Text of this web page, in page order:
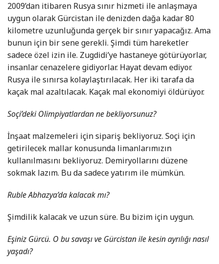
2009’dan itibaren Rusya sınır hizmeti ile anlaşmaya
uygun olarak Gürcistan ile denizden dağa kadar80
kilometre uzunluğunda gerçek bir sınır yapacağız. Ama
bunun için bir sene gerekli. Şimdi tüm hareketler
sadece özel izin ile. Zugdidi’ye hastaneye götürüyorlar,
insanlar cenazelere gidiyorlar. Hayat devam ediyor.
Rusya ile sınırsa kolaylaştırılacak. Her iki tarafa da
kaçak mal azaltılacak. Kaçak mal ekonomiyi öldürüyor.
Soçi’deki Olimpiyatlardan ne bekliyorsunuz?
İnşaat malzemeleri için sipariş bekliyoruz. Soçi için
getirilecek mallar konusunda limanlarımızın
kullanılmasını bekliyoruz. Demiryollarını düzene
sokmak lazım. Bu da sadece yatırım ile mümkün.
Ruble Abhazya’da kalacak mı?
Şimdilik kalacak ve uzun süre. Bu bizim için uygun.
Eşiniz Gürcü. O bu savaşı ve Gürcistan ile kesin ayrılığı nasıl
yaşadı?